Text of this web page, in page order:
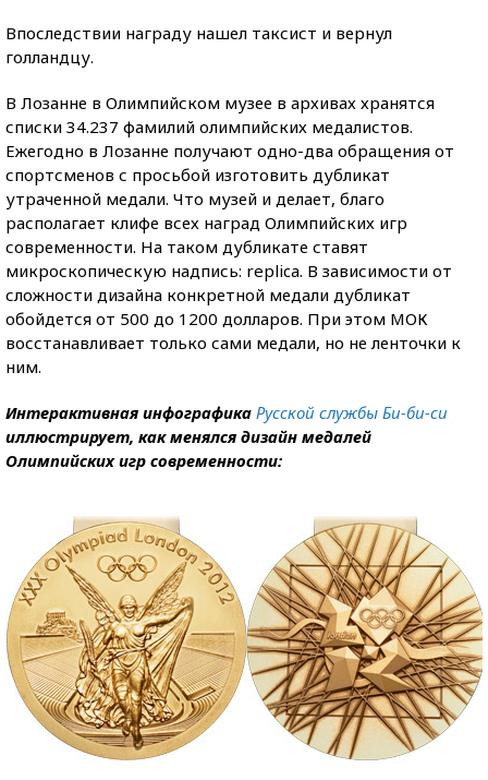
Впоследствии награду нашел таксист и вернул
голландцу.
В Лозанне в Олимпийском музее в архивах хранятся
списки 34.237 фамилий олимпийских медалистов.
Ежегодно в Лозанне получают одно-два обращения от
спортсменов с просьбой изготовить дубликат
утраченной медали. Что музей и делает, благо
располагает клифе всех наград Олимпийских игр
современности. На таком дубликате ставят
микроскопическую надпись: replica. В зависимости от
сложности дизайна конкретной медали дубликат
обойдется от 500 до 1200 долларов. При этом МОК
восстанавливает только сами медали, но не ленточки к
ним.
Интерактивная инфографика Русской службы Би-би-си
иллюстрирует, как менялся дизайн медалей
Олимпийских игр современности: